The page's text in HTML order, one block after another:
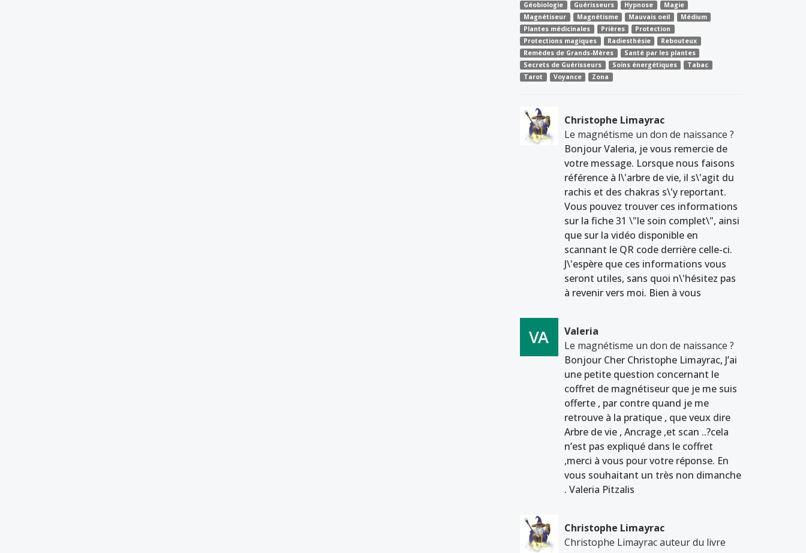
Géobiologie
Guérisseurs Hypnose
Magie
Magnétiseur
Magnétisme Mauvais oeil
Médium
Plantes médicinales
Prières
Protection
Protections magiques
Radiesthésie
Rebouteux
Remèdes de Grands-Mères
Santé par les plantes
Secrets de Guérisseurs
Soins énergétiques
Tabac
Tarot
Voyance Zona
Christophe Limayrac
Le magnétisme un don de naissance ?
Bonjour Valeria, je vous remercie de
votre message. Lorsque nous faisons
référence à l\'arbre de vie, il s\'agit du
rachis et des chakras s\'y reportant.
Vous pouvez trouver ces informations
sur la fiche 31 \"le soin complet\", ainsi
que sur la vidéo disponible en
scannant le QR code derrière celle-ci.
J\'espère que ces informations vous
seront utiles, sans quoi n\'hésitez pas
à revenir vers moi. Bien à vous
Valeria
Le magnétisme un don de naissance ?
Bonjour Cher Christophe Limayrac, J’ai
une petite question concernant le
coffret de magnétiseur que je me suis
offerte , par contre quand je me
retrouve à la pratique , que veux dire
Arbre de vie , Ancrage ,et scan ..?cela
n’est pas expliqué dans le coffret
,merci à vous pour votre réponse. En
vous souhaitant un très non dimanche
. Valeria Pitzalis
Christophe Limayrac
Christophe Limayrac auteur du livre